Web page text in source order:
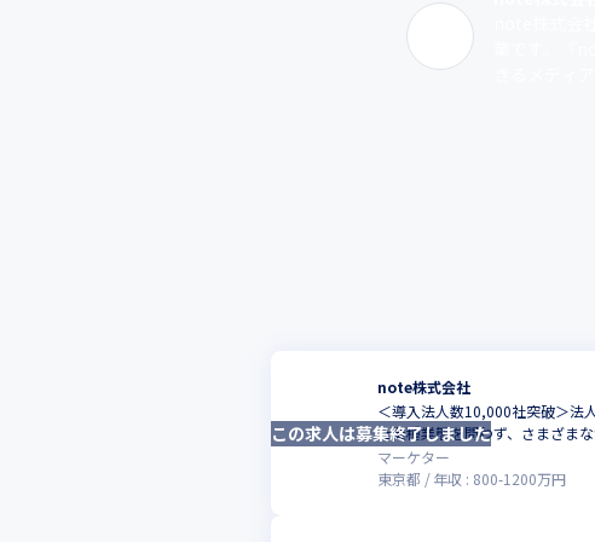
note株式会社
＜導入法人数10,000社突破＞法
た業種業態を問わず、さまざま
マーケター
東京都
年収 : 800-1200万円
この求人は募集終了しました